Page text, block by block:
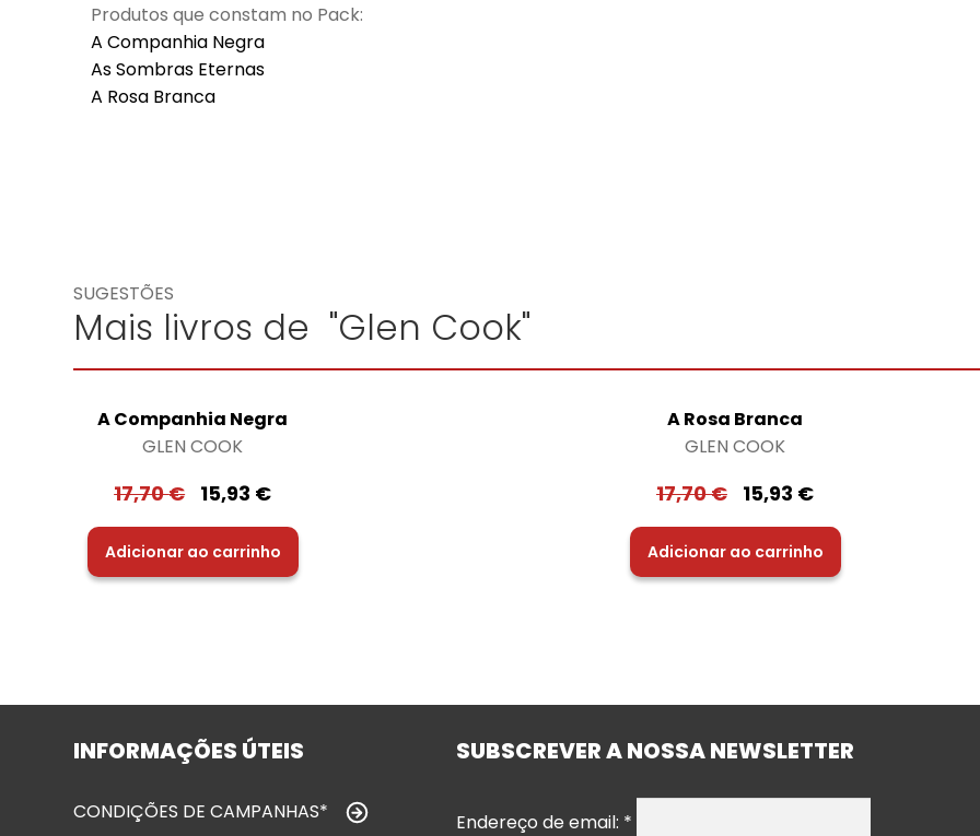
Produtos que constam no Pack:
A Companhia Negra
As Sombras Eternas
A Rosa Branca
SUGESTÕES
Mais livros de "Glen Cook"
A Companhia Negra
GLEN COOK
17,70€ 15,93 €
Adicionar ao carrinho
A Rosa Branca
GLEN COOK
17,70€ 15,93 €
Adicionar ao carrinho
INFORMAÇÕES ÚTEIS
CONDIÇÕES DE CAMPANHAS*
SUBSCREVER A NOSSA NEWSLETTER
Endereço de email: *